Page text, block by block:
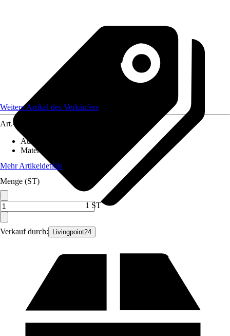
Verkauf durch: Livingpoint24
Weitere Artikel des Verkäufers
Art.-Nr.
Ausführung
Material
Mehr Artikeldetails
Menge (ST)
1 ST